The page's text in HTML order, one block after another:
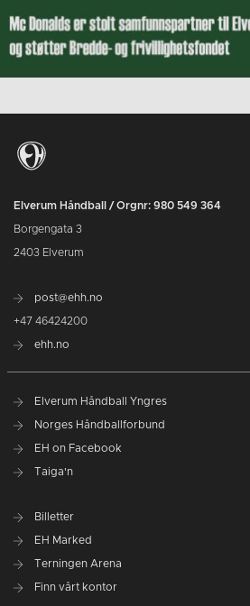
Elverum Håndball / Orgnr: 980 549 364
Borgengata 3
2403 Elverum
post@ehh.no
+47 46424200
ehh.no
Elverum Håndball Yngres
Norges Håndballforbund
EH on Facebook
Taiga'n
Billetter
EH Marked
Terningen Arena
Finn vårt kontor